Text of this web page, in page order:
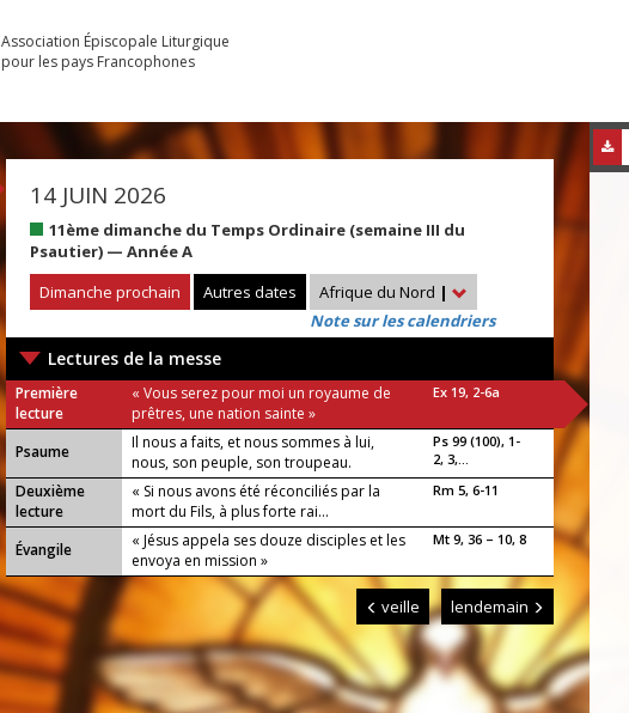
Association Épiscopale Liturgique
pour les pays Francophones
14 JUIN 2026
11ème dimanche du Temps Ordinaire (semaine III du
Psautier) — Année A
Dimanche prochain
Autres dates Afrique du Nord |
Note sur les calendriers
Lectures de la messe
Première
lecture
« Vous serez pour moi un royaume de
prêtres, une nation sainte »
Ex 19, 2-6a
Psaume
Il nous a faits, et nous sommes à lui,
nous, son peuple, son troupeau.
Ps 99 (100), 1-
2, 3,...
Deuxième
lecture
« Si nous avons été réconciliés par la
mort du Fils, à plus forte rai...
Rm 5, 6-11
Évangile
« Jésus appela ses douze disciples et les
envoya en mission »
Mt 9, 36 – 10, 8
veille lendemain